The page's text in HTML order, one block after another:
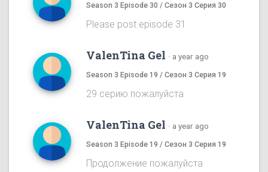
Season 3 Episode 30 / Сезон 3 Серия 30
Please post episode 31
ValenTina Gel · a year ago
Season 3 Episode 19 / Сезон 3 Серия 19
29 серию пожалуйста
ValenTina Gel · a year ago
Season 3 Episode 19 / Сезон 3 Серия 19
Продолжение пожалуйста